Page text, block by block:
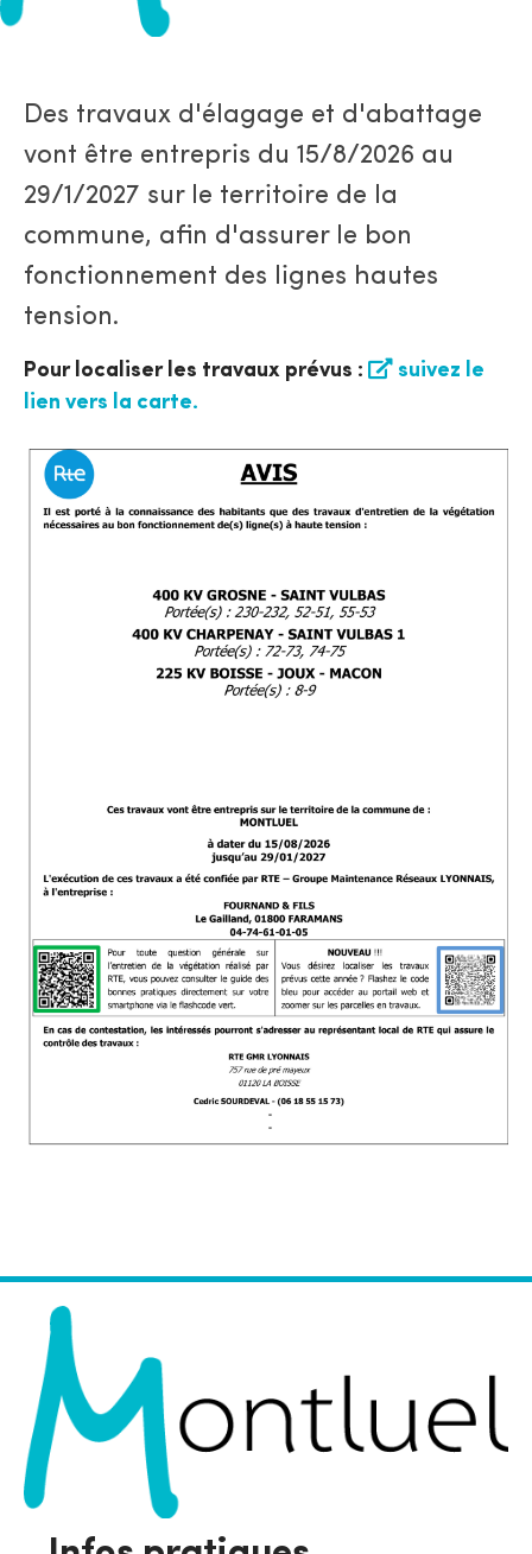
Des travaux d'élagage et d'abattage
vont être entrepris du 15/8/2026 au
29/1/2027 sur le territoire de la
commune, afin d'assurer le bon
fonctionnement des lignes hautes
tension.
Pour localiser les travaux prévus :
suivez le
lien vers la carte.